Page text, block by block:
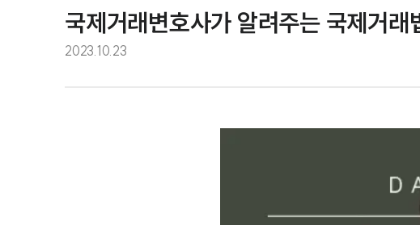
국제거래변호사가 알려주는 국제거래
2023.10.23